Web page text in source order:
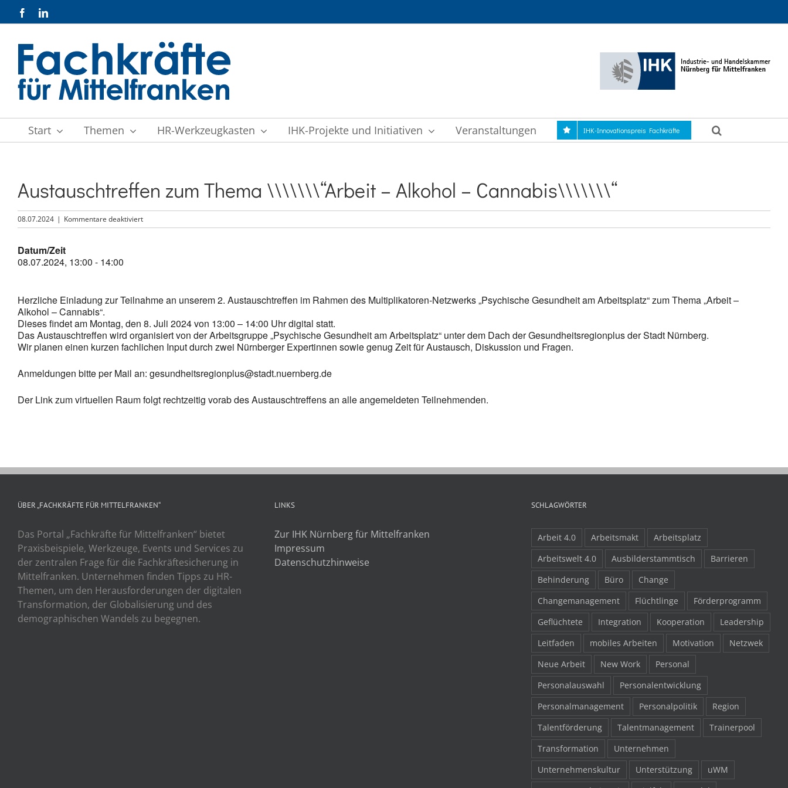
Inhalt
FacebookLinkedIn
Start Themen HR-Werkzeugkasten IHK-Projekte und Initiativen Veranstaltungen IHK-Innovationspreis Fachkräfte
Austauschtreffen zum Thema \\\\\\\“Arbeit – Alkohol – Cannabis\\\\\\\“
08.07.2024 | Kommentare deaktiviertfür
Austauschtreffen
Cannabis\\\\\\\“
Datum/Zeit
08.07.2024, 13:00 - 14:00
Herzliche Einladung zur Teilnahme an unserem 2. Austauschtreffen im Rahmen des Multiplikatoren-Netzwerks „Psychische Gesundheit am Arbeitsplatz“ zum Thema „Arbeit –
Alkohol – Cannabis“.
Dieses findet am Montag, den 8. Juli 2024 von 13:00 – 14:00 Uhr digital statt.
Das Austauschtreffen wird organisiert von der Arbeitsgruppe „Psychische Gesundheit am Arbeitsplatz“ unter dem Dach der Gesundheitsregionplus der Stadt Nürnberg.
Wir planen einen kurzen fachlichen Input durch zwei Nürnberger Expertinnen sowie genug Zeit für Austausch, Diskussion und Fragen.
Anmeldungen bitte per Mail an: gesundheitsregionplus@stadt.nuernberg.de
Der Link zum virtuellen Raum folgt rechtzeitig vorab des Austauschtreffens an alle angemeldeten Teilnehmenden.
ÜBER „FACHKRÄFTE FÜR MITTELFRANKEN“
Das Portal „Fachkräfte für Mittelfranken“ bietet
Praxisbeispiele, Werkzeuge, Events und Services zu
der zentralen Frage für die Fachkräftesicherung in
Mittelfranken. Unternehmen finden Tipps zu HR-
Themen, um den Herausforderungen der digitalen
Transformation, der Globalisierung und des
demographischen Wandels zu begegnen.
LINKS
Zur IHK Nürnberg für Mittelfranken
Impressum
Datenschutzhinweise
SCHLAGWÖRTER
Arbeit 4.0 Arbeitsmakt
Arbeitsplatz
Arbeitswelt 4.0
Ausbilderstammtisch
Barrieren
Behinderung
Büro
Change
Changemanagement
Flüchtlinge
Förderprogramm
Geflüchtete
Integration Kooperation
Leadership
Leitfaden
mobiles Arbeiten Motivation
Netzwek
Neue Arbeit
New Work
Personal
Personalauswahl
Personalentwicklung
Personalmanagement
Personalpolitik
Region
Talentförderung
Talentmanagement
Trainerpool
Transformation
Unternehmen
Unternehmenskultur
Unterstützung
uWM